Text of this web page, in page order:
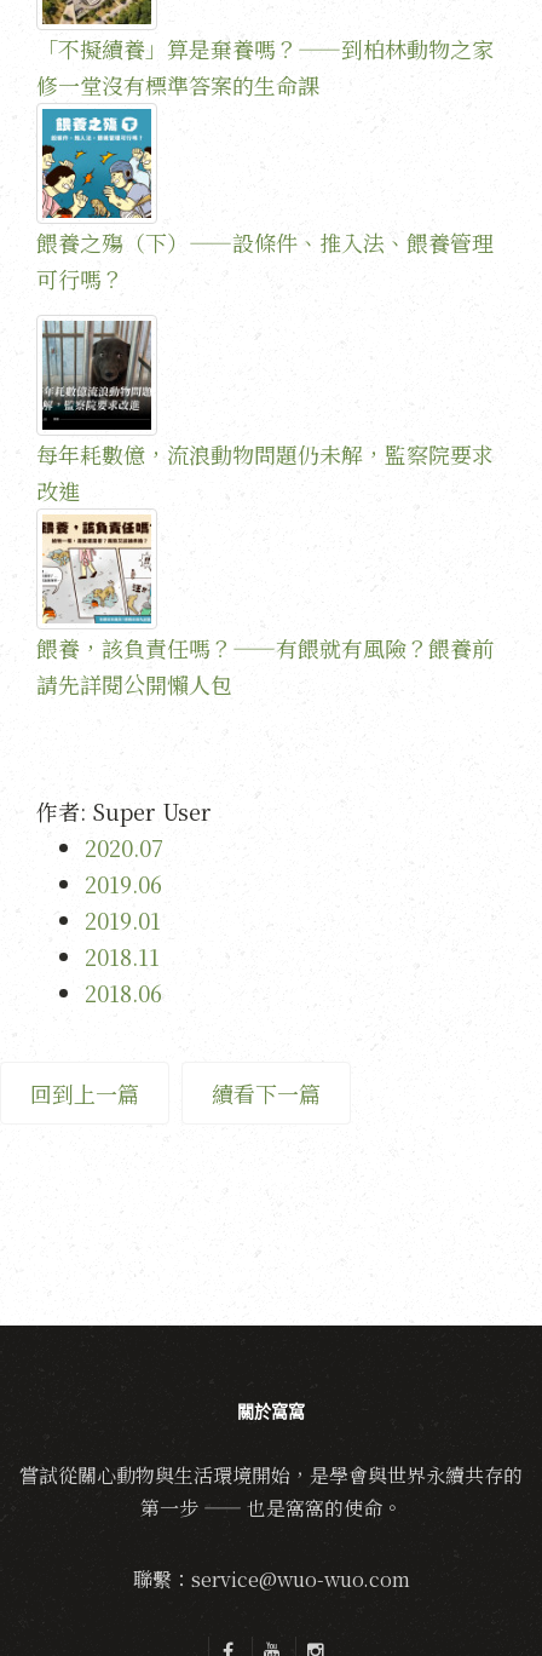
「不擬續養」算是棄養嗎？——到柏林動物之家
修一堂沒有標準答案的生命課
餵養之殤（下）——設條件、推入法、餵養管理
可行嗎？
每年耗數億，流浪動物問題仍未解，監察院要求
改進
餵養，該負責任嗎？——有餵就有風險？餵養前
請先詳閱公開懶人包
作者: Super User
2020.07
2019.06
2019.01
2018.11
2018.06
回到上一篇 續看下一篇
關於窩窩
嘗試從關心動物與生活環境開始，是學會與世界永續共存的
第一步 —— 也是窩窩的使命。
聯繫：service@wuo-wuo.com